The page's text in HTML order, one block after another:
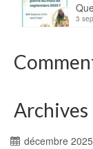
3
Archives
décembre 2025